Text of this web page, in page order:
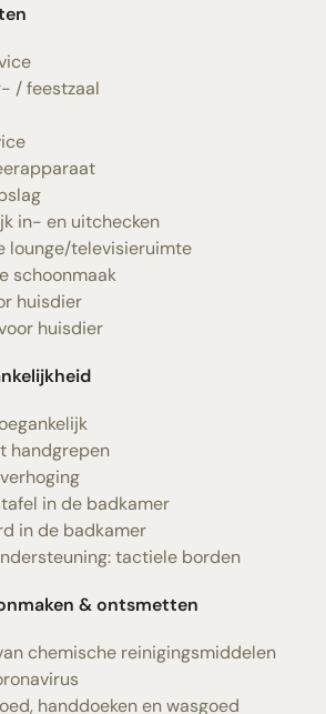
/ feestzaal
in- en uitchecken
lounge/televisieruimte
schoonmaak
huisdier
huisdier
handgrepen
in de badkamer
in de badkamer
tactiele borden
& ontsmetten
chemische reinigingsmiddelen
handdoeken en wasgoed